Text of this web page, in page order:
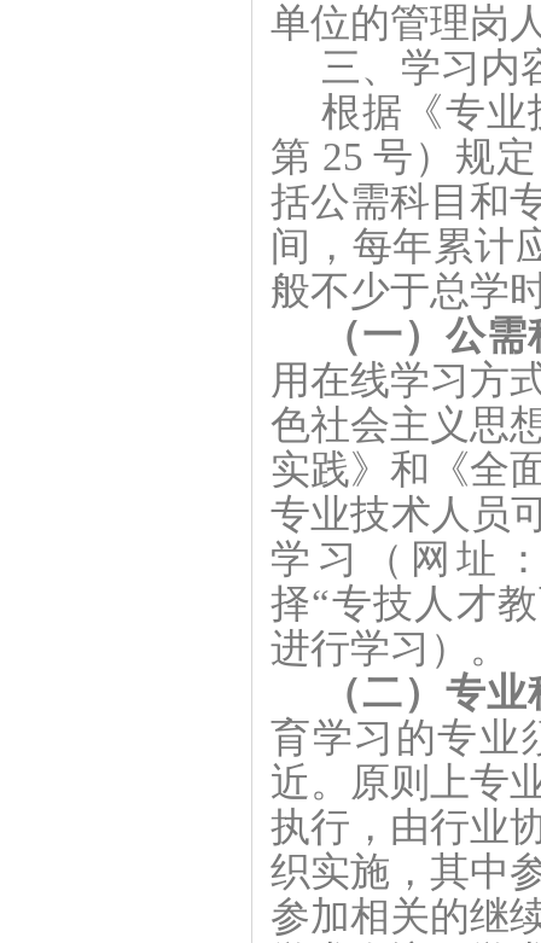
单位的管理岗
三、学习内
根据《专业
第 25 号）规
括公需科目和
间，每年累计
般不少于总学
（一）公
用在线学习方
色社会主义思
实践》和《全
专业技术人员
学习（网址
择“专技人才
进行学习）。
（二）专
育学习的专业
近。原则上专
执行，由行业
织实施，其中
参加相关的继